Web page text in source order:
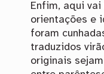
Enfim, aqui
orientações e
foram
traduzidos
originais